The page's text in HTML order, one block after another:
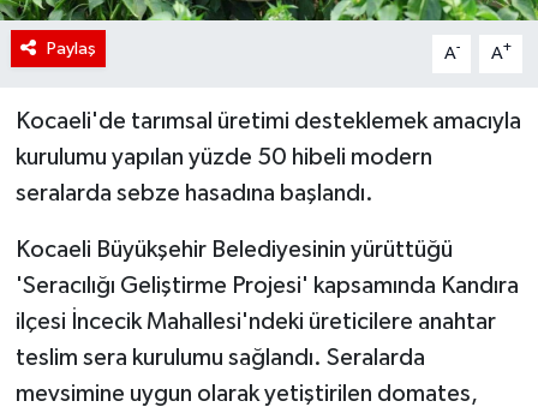
Paylaş A- A+
Kocaeli'de tarımsal üretimi desteklemek amacıyla
kurulumu yapılan yüzde 50 hibeli modern
seralarda sebze hasadına başlandı.
Kocaeli Büyükşehir Belediyesinin yürüttüğü
'Seracılığı Geliştirme Projesi' kapsamında Kandıra
ilçesi İncecik Mahallesi'ndeki üreticilere anahtar
teslim sera kurulumu sağlandı. Seralarda
mevsimine uygun olarak yetiştirilen domates,